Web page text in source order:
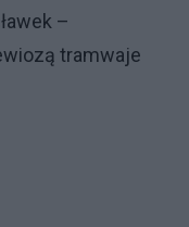
–
tramwaje